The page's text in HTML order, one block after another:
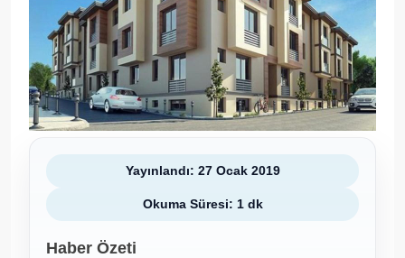
Yayınlandı: 27 Ocak 2019
Okuma Süresi: 1 dk
Haber Özeti